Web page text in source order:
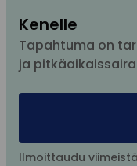
Kenelle
Tapahtuma on
ja
Ilmoittaudu